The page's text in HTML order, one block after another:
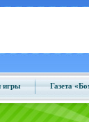
игры Газета